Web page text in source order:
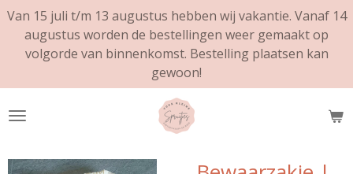
Ga
direct
naar
hoofdinhoud
Van 15 juli t/m 13 augustus hebben wij vakantie. Vanaf 14
augustus worden de bestellingen weer gemaakt op
volgorde van binnenkomst. Bestelling plaatsen kan
gewoon!